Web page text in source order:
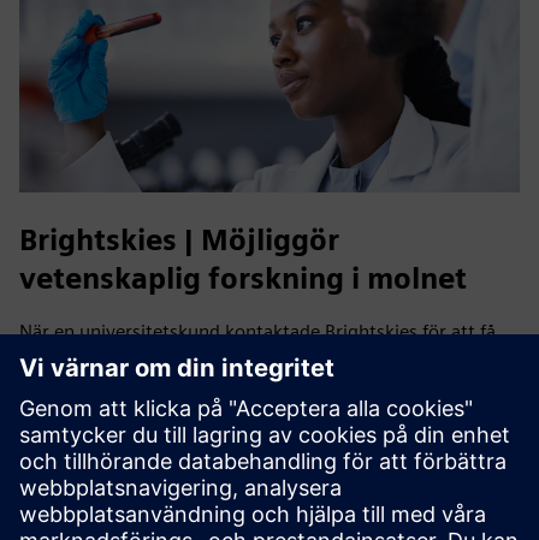
Brightskies | Möjliggör
vetenskaplig forskning i molnet
När en universitetskund kontaktade Brightskies för att få
hjälp med att konfigurera kraftfulla datorresurser i molnet
utnyttjade Brightskies sin djupa tekniska expertis för att
undersöka, testa och samarbeta med Siemens Digital
Industries Software för att implementera HPCworks
Navops på AWS, vilket möjliggjorde skalbar,
högpresterande vetenskaplig forskning.